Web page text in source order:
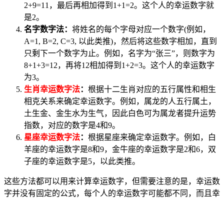
2+9=11，最后再相加得到1+1=2。这个人的幸运数字就
是2。
名字数字法： 将姓名的每个字母对应一个数字(例如，
A=1, B=2, C=3, 以此类推)，然后将这些数字相加，直到
只剩下一个数字为止。例如，名字为“张三”，则数字为
8+1+3=12，再将12相加得到1+2=3。这个人的幸运数字
为3。
生肖幸运数字法： 根据十二生肖对应的五行属性和相生
相克关系来确定幸运数字。例如，属龙的人五行属土，
土生金、金生水为生气，因此白色可为属龙者提升运势
指数，对应的数字是4和9。
星座幸运数字法： 根据星座来确定幸运数字。例如，白
羊座的幸运数字是8和9，金牛座的幸运数字是2和6，双
子座的幸运数字是5，以此类推。
这些方法都可以用来计算幸运数字，但需要注意的是，幸运数
字并没有固定的公式，每个人的幸运数字可能都不同，而且幸